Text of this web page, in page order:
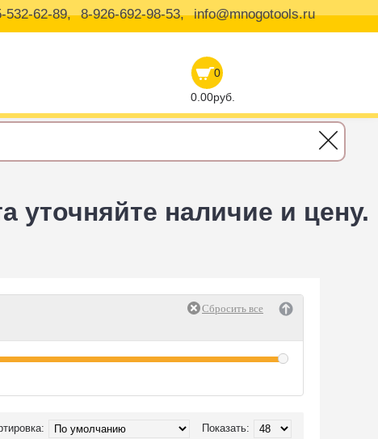
532-62-89, 8-926-692-98-53, info@mnogotools.ru
0
0.00руб.
наличие и цену.
Показать: